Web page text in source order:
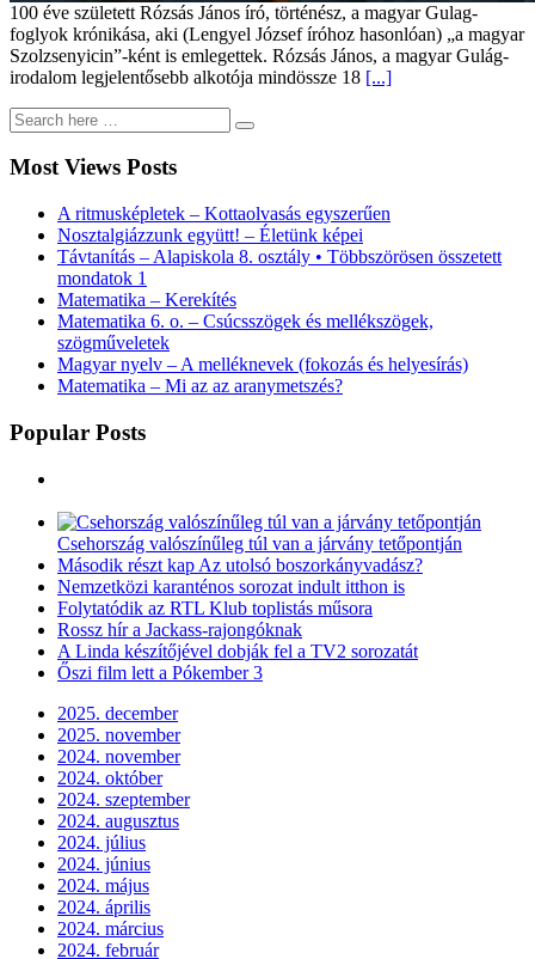
100 éve született Rózsás János író, történész, a magyar Gulag-
foglyok krónikása, aki (Lengyel József íróhoz hasonlóan) „a magyar
Szolzsenyicin”-ként is emlegettek. Rózsás János, a magyar Gulág-
irodalom legjelentősebb alkotója mindössze 18 [...]
Most Views Posts
A ritmusképletek – Kottaolvasás egyszerűen
Nosztalgiázzunk együtt! – Életünk képei
Távtanítás – Alapiskola 8. osztály • Többszörösen összetett
mondatok 1
Matematika – Kerekítés
Matematika 6. o. – Csúcsszögek és mellékszögek,
szögműveletek
Magyar nyelv – A melléknevek (fokozás és helyesírás)
Matematika – Mi az az aranymetszés?
Popular Posts
Csehország valószínűleg túl van a járvány tetőpontján
Második részt kap Az utolsó boszorkányvadász?
Nemzetközi karanténos sorozat indult itthon is
Folytatódik az RTL Klub toplistás műsora
Rossz hír a Jackass-rajongóknak
A Linda készítőjével dobják fel a TV2 sorozatát
Őszi film lett a Pókember 3
2025. december
2025. november
2024. november
2024. október
2024. szeptember
2024. augusztus
2024. július
2024. június
2024. május
2024. április
2024. március
2024. február